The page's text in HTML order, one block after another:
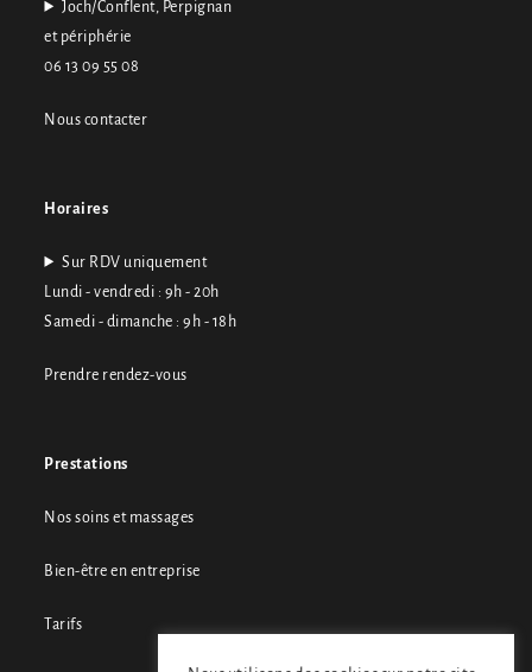
Joch/Conflent, Perpignan
et périphérie
06 13 09 55 08
Nous contacter
Horaires
Sur RDV uniquement
Lundi - vendredi : 9h - 20h
Samedi - dimanche : 9h - 18h
Prendre rendez-vous
Prestations
Nos soins et massages
Bien-être en entreprise
Tarifs